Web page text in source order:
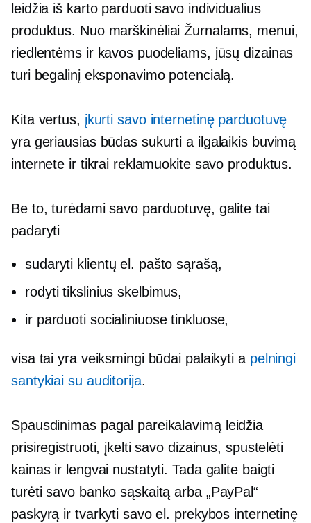
leidžia iš karto parduoti savo individualius
produktus. Nuo marškinėliai Žurnalams, menui,
riedlentėms ir kavos puodeliams, jūsų dizainas
turi begalinį eksponavimo potencialą.
Kita vertus, įkurti savo internetinę parduotuvę
yra geriausias būdas sukurti a ilgalaikisbuvimą
internete ir tikrai reklamuokite savo produktus.
Be to, turėdami savo parduotuvę, galite tai
padaryti
sudaryti klientų el. pašto sąrašą,
rodyti tikslinius skelbimus,
ir parduoti socialiniuose tinkluose,
visa tai yra veiksmingi būdai palaikyti a pelningi
santykiai su auditorija.
Spausdinimas pagal pareikalavimąleidžia
prisiregistruoti, įkelti savo dizainus, spustelėti
kainas ir lengvai nustatyti. Tada galite baigti
turėti savo banko sąskaitą arba „PayPal“
paskyrą ir tvarkyti savo el. prekybos internetinę